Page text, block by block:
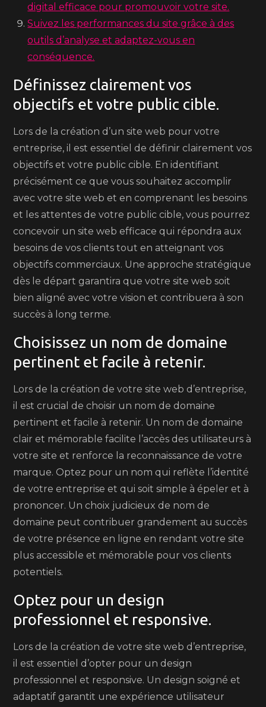
digital efficace pour promouvoir votre site.
Suivez les performances du site grâce à des
outils d’analyse et adaptez-vous en
conséquence.
Définissez clairement vos
objectifs et votre public cible.
Lors de la création d’un site web pour votre
entreprise, il est essentiel de définir clairement vos
objectifs et votre public cible. En identifiant
précisément ce que vous souhaitez accomplir
avec votre site web et en comprenant les besoins
et les attentes de votre public cible, vous pourrez
concevoir un site web efficace qui répondra aux
besoins de vos clients tout en atteignant vos
objectifs commerciaux. Une approche stratégique
dès le départ garantira que votre site web soit
bien aligné avec votre vision et contribuera à son
succès à long terme.
Choisissez un nom de domaine
pertinent et facile à retenir.
Lors de la création de votre site web d’entreprise,
il est crucial de choisir un nom de domaine
pertinent et facile à retenir. Un nom de domaine
clair et mémorable facilite l’accès des utilisateurs à
votre site et renforce la reconnaissance de votre
marque. Optez pour un nom qui reflète l’identité
de votre entreprise et qui soit simple à épeler et à
prononcer. Un choix judicieux de nom de
domaine peut contribuer grandement au succès
de votre présence en ligne en rendant votre site
plus accessible et mémorable pour vos clients
potentiels.
Optez pour un design
professionnel et responsive.
Lors de la création de votre site web d’entreprise,
il est essentiel d’opter pour un design
professionnel et responsive. Un design soigné et
adaptatif garantit une expérience utilisateur